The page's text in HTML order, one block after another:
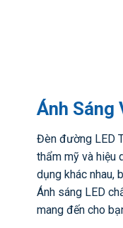
Ánh Sáng
Đèn đường LED
thẩm mỹ và hiệu
dụng khác nhau,
Ánh sáng LED
mang đến cho